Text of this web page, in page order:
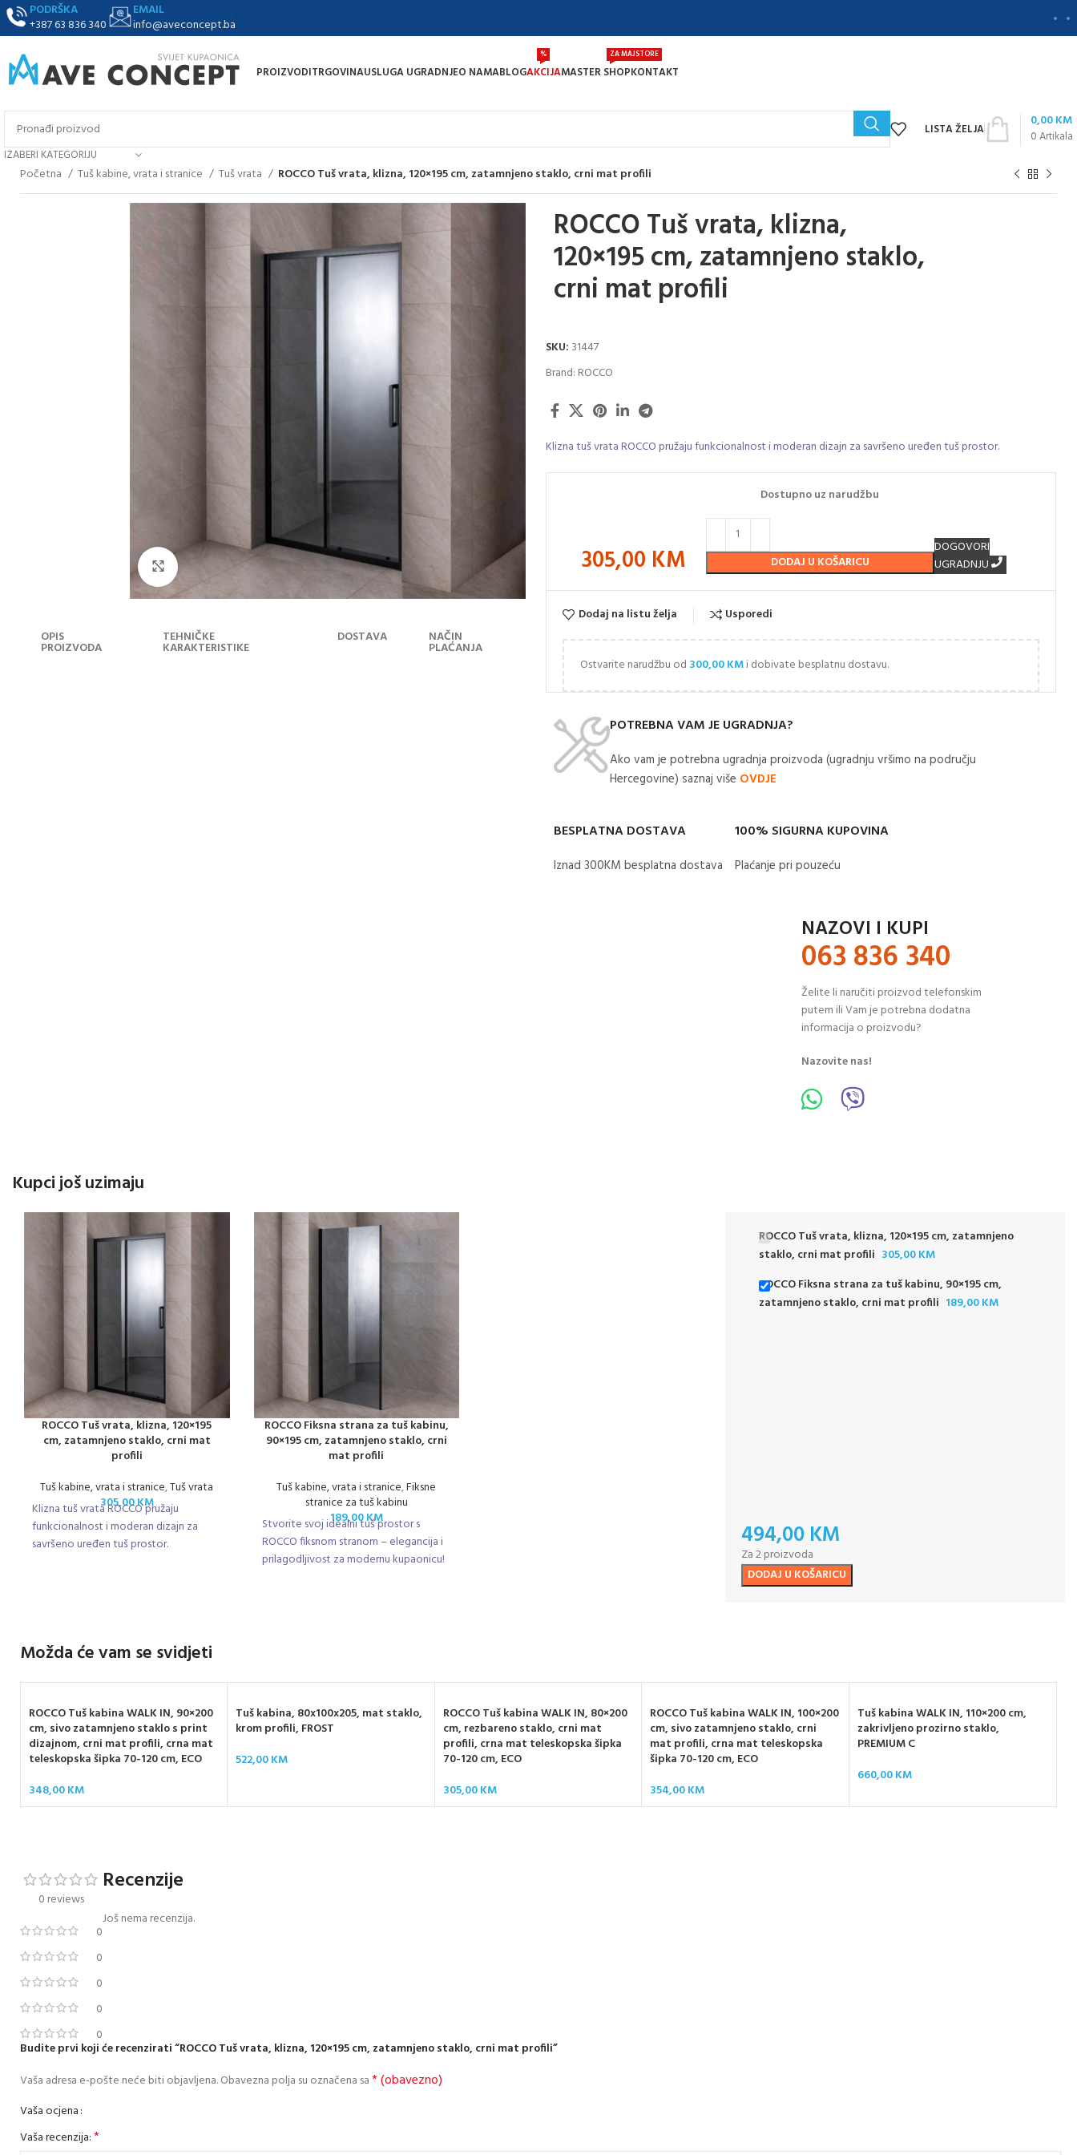
PODRŠKA
+387 63 836 340
EMAIL
info@aveconcept.ba
PROIZVODITRGOVINAUSLUGA UGRADNJEO NAMABLOGAKCIJA
%
MASTER SHOP
ZA MAJSTORE
KONTAKT
IZABERI KATEGORIJU
LISTA ŽELJA 0Artikala
0,00KM
Početna Tuš kabine, vrata i stranice Tuš vrata ROCCO Tuš vrata, klizna, 120×195 cm, zatamnjeno staklo, crni mat profili
Klikni za uvećanje
OPIS
PROIZVODA
TEHNIČKE
KARAKTERISTIKE
DOSTAVA NAČIN
PLAĆANJA
ROCCO Tuš vrata, klizna,
120×195 cm, zatamnjeno staklo,
crni mat profili
SKU: 31447
Brand: ROCCO
Klizna tuš vrata ROCCO pružaju funkcionalnost i moderan dizajn za savršeno uređen tuš prostor.
305,00 KM
Dostupno uz narudžbu
DODAJ U KOŠARICU
DOGOVORI
UGRADNJU
Dodaj na listu želja Usporedi
Ostvarite narudžbu od 300,00KMi dobivate besplatnu dostavu.
POTREBNA VAM JE UGRADNJA?
Ako vam je potrebna ugradnja proizvoda (ugradnju vršimo na području
Hercegovine) saznaj više OVDJE
BESPLATNA DOSTAVA
Iznad 300KM besplatna dostava​
100% SIGURNA KUPOVINA
Plaćanje pri pouzeću
NAZOVI I KUPI
063 836 340
Želite li naručiti proizvod telefonskim
putem ili Vam je potrebna dodatna
informacija o proizvodu?
Nazovite nas!
Kupci još uzimaju
ROCCO Tuš vrata, klizna, 120×195
cm, zatamnjeno staklo, crni mat
profili
Tuš kabine, vrata i stranice,Tuš vrata
305,00KM
Klizna tuš vrata ROCCO pružaju
funkcionalnost i moderan dizajn za
savršeno uređen tuš prostor.
ROCCO Fiksna strana za tuš kabinu,
90×195 cm, zatamnjeno staklo, crni
mat profili
Tuš kabine, vrata i stranice,Fiksne
stranice za tuš kabinu
189,00KM
Stvorite svoj idealni tuš prostor s
ROCCO fiksnom stranom – elegancija i
prilagodljivost za modernu kupaonicu!
ROCCO Tuš vrata, klizna, 120×195 cm, zatamnjeno
staklo, crni mat profili 305,00KM
ROCCO Fiksna strana za tuš kabinu, 90×195 cm,
zatamnjeno staklo, crni mat profili 189,00KM
494,00KM
Za 2 proizvoda
DODAJ U KOŠARICU
Možda će vam se svidjeti
ROCCO Tuš kabina WALK IN, 90×200
cm, sivo zatamnjeno staklo s print
dizajnom, crni mat profili, crna mat
teleskopska šipka 70-120 cm, ECO
348,00KM
Tuš kabina, 80x100x205, mat staklo,
krom profili, FROST
522,00KM
ROCCO Tuš kabina WALK IN, 80×200
cm, rezbareno staklo, crni mat
profili, crna mat teleskopska šipka
70-120 cm, ECO
305,00KM
ROCCO Tuš kabina WALK IN, 100×200
cm, sivo zatamnjeno staklo, crni
mat profili, crna mat teleskopska
šipka 70-120 cm, ECO
354,00KM
Tuš kabina WALK IN, 110×200 cm,
zakrivljeno prozirno staklo,
PREMIUM C
660,00KM
0 reviews
0
0
0
0
0
Recenzije
Još nema recenzija.
Budite prvi koji će recenzirati “ROCCO Tuš vrata, klizna, 120×195 cm, zatamnjeno staklo, crni mat profili”
Vaša adresa e-pošte neće biti objavljena.Obavezna polja su označena sa* (obavezno)
Vaša ocjena
Vaša recenzija:*